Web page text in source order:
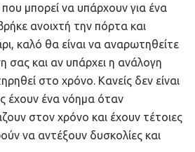
που μπορεί να υπάρχουν για ένα
ανοιχτή την πόρτα και
καλό θα είναι να αναρωτηθείτε
σας και αν υπάρχει η ανάλογη
στο χρόνο. Κανείς δεν είναι
έχουν ένα νόημα όταν
στον χρόνο και έχουν τέτοιες
να αντέξουν δυσκολίες και